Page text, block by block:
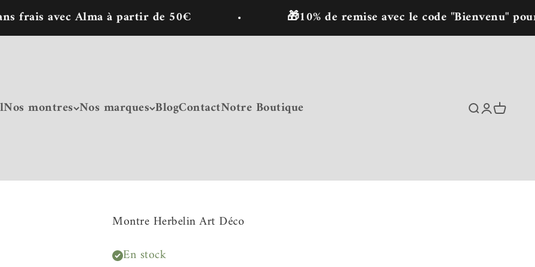
avec Alma à partir de 50€ 🎁10% de remise avec le code "Bienvenu" pour la
Nos montres Nos marques BlogContactNotre Boutique Recherche
Connexion
Panier
Montre Herbelin Art Déco
En stock